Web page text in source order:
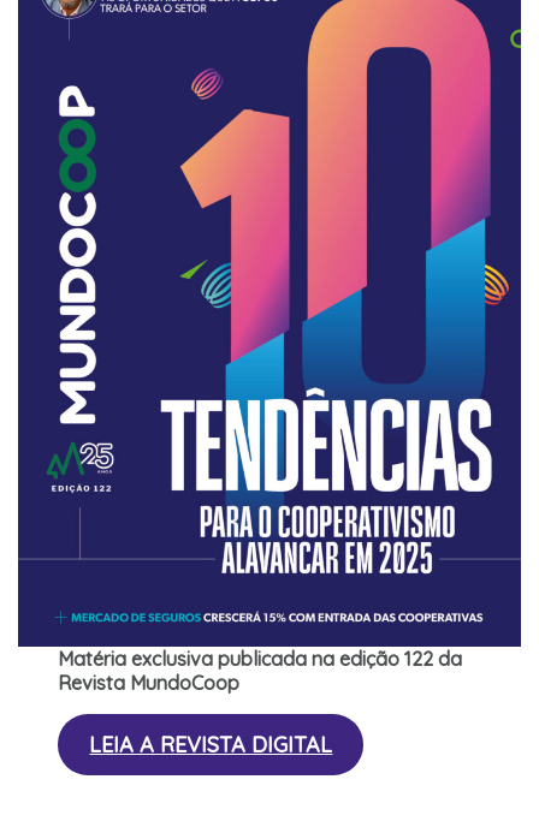
Matéria exclusiva publicada na edição 122 da
Revista MundoCoop
LEIA A REVISTA DIGITAL